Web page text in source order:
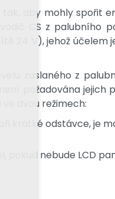
tak, aby mohly
vodič CS z
24 V), jehož
zaslaného z
požadována
ve dvou režimech:
krátké odstávce, je
pokud nebude LCD